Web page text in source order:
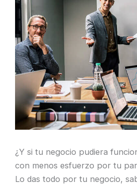
¿Y si tu negocio pudiera
con menos esfuerzo por tu
Lo das todo por tu negocio,